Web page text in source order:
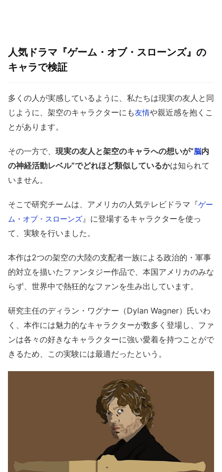
人気ドラマ『ゲーム・オブ・スローンズ』の
キャラで検証
多くの人が実感しているように、私たちは現実の友人と同
じように、架空のキャラクターにも友情や親近感を抱くこ
とがあります。
その一方で、 現実の友人と架空のキャラへの想いが”脳内
の神経活動レベル”でどれほど類似しているかは知られて
いません。
そこで研究チームは、アメリカの人気テレビドラマ『ゲー
ム・オブ・スローンズ』に登場するキャラクターを使っ
て、実験を行いました。
本作は2つの架空の大陸の支配者一族による政治的・軍事
的対立を描いたファンタジー作品で、本国アメリカのみな
らず、世界中で熱狂的なファンを生み出しています。
研究主任のディラン・ワグナー（Dylan Wagner）氏いわ
く、本作には魅力的なキャラクターが数多く登場し、ファ
ンは各々の好きなキャラクターに強い愛着を持つことがで
きるため、この実験には最適だったという。